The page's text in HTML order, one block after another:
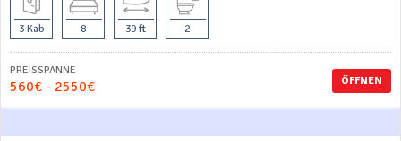
3 Kab 8 39 ft 2
ÖFFNEN
PREISSPANNE
560€ - 2550€